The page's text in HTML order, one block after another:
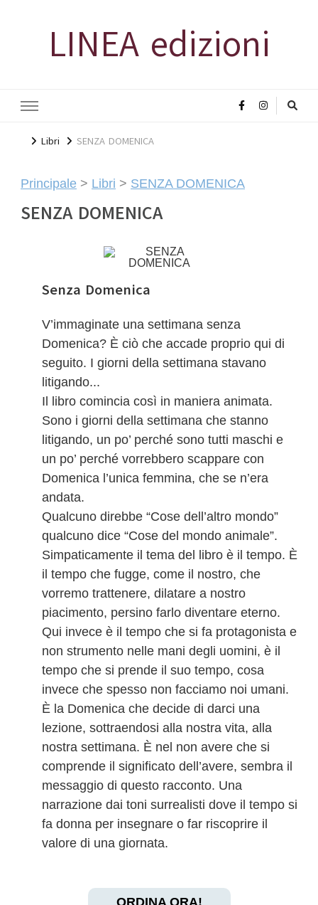
LINEA edizioni
Libri SENZA DOMENICA
Principale > Libri > SENZA DOMENICA
SENZA DOMENICA
Senza Domenica
V’immaginate una settimana senza
Domenica? È ciò che accade proprio qui di
seguito. I giorni della settimana stavano
litigando...
Il libro comincia così in maniera animata.
Sono i giorni della settimana che stanno
litigando, un po’ perché sono tutti maschi e
un po’ perché vorrebbero scappare con
Domenica l’unica femmina, che se n’era
andata.
Qualcuno direbbe “Cose dell’altro mondo”
qualcuno dice “Cose del mondo animale”.
Simpaticamente il tema del libro è il tempo. È
il tempo che fugge, come il nostro, che
vorremo trattenere, dilatare a nostro
piacimento, persino farlo diventare eterno.
Qui invece è il tempo che si fa protagonista e
non strumento nelle mani degli uomini, è il
tempo che si prende il suo tempo, cosa
invece che spesso non facciamo noi umani.
È la Domenica che decide di darci una
lezione, sottraendosi alla nostra vita, alla
nostra settimana. È nel non avere che si
comprende il significato dell’avere, sembra il
messaggio di questo racconto. Una
narrazione dai toni surrealisti dove il tempo si
fa donna per insegnare o far riscoprire il
valore di una giornata.
ORDINA ORA!